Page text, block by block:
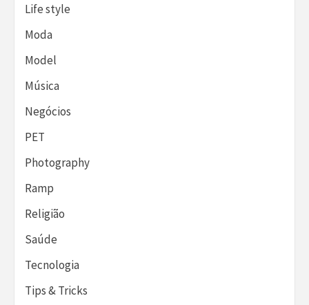
Life style
Moda
Model
Música
Negócios
PET
Photography
Ramp
Religião
Saúde
Tecnologia
Tips & Tricks